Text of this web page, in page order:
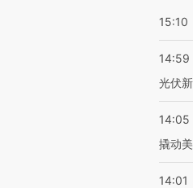
15:10
14:59
光伏
14:05
撬动
14:01